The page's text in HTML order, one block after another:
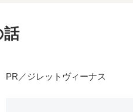
話
PR／ジレットヴィーナス